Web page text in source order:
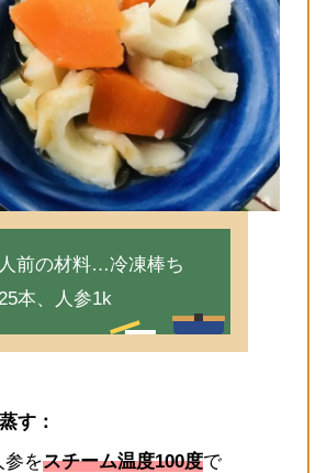
前の材料…冷凍棒ち
本、人参1k
す：
参をスチーム温度100度で